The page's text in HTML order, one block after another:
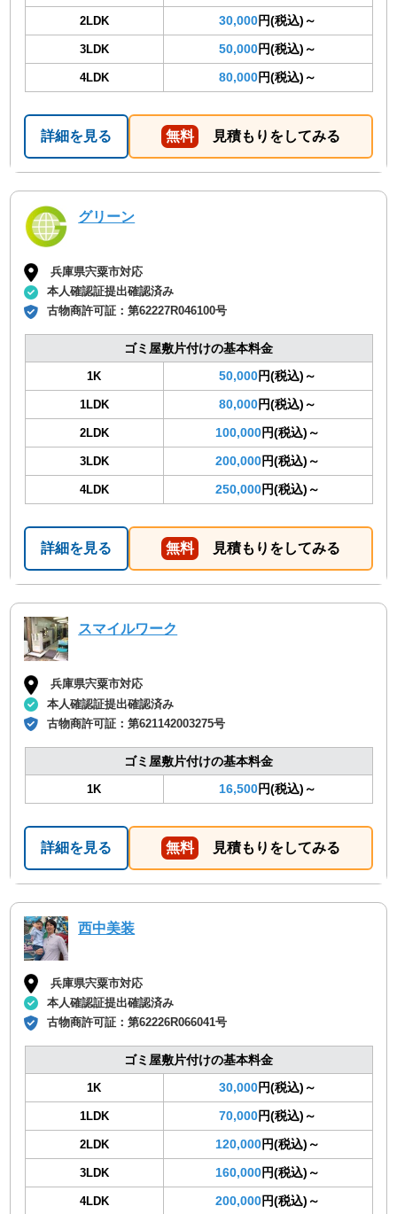
2LDK 30,000円(税込)～
3LDK 50,000円(税込)～
4LDK 80,000円(税込)～
詳細を見る 無料 見積もりをしてみる
グリーン
兵庫県宍粟市対応
本人確認証提出確認済み
古物商許可証：第62227R046100号
ゴミ屋敷片付けの基本料金
1K 50,000円(税込)～
1LDK 80,000円(税込)～
2LDK 100,000円(税込)～
3LDK 200,000円(税込)～
4LDK 250,000円(税込)～
詳細を見る 無料 見積もりをしてみる
スマイルワーク
兵庫県宍粟市対応
本人確認証提出確認済み
古物商許可証：第621142003275号
ゴミ屋敷片付けの基本料金
1K 16,500円(税込)～
詳細を見る 無料 見積もりをしてみる
西中美装
兵庫県宍粟市対応
本人確認証提出確認済み
古物商許可証：第62226R066041号
ゴミ屋敷片付けの基本料金
1K 30,000円(税込)～
1LDK 70,000円(税込)～
2LDK 120,000円(税込)～
3LDK 160,000円(税込)～
4LDK 200,000円(税込)～